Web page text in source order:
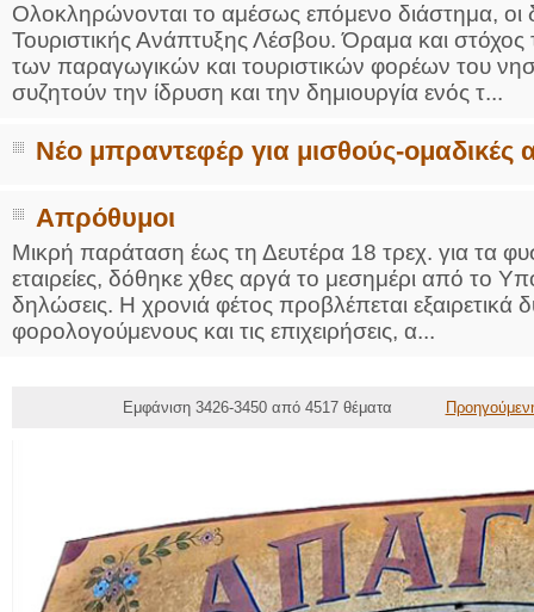
Ολοκληρώνονται το αμέσως επόμενο διάστημα, οι
Τουριστικής Ανάπτυξης Λέσβου. Όραμα και στόχος
των παραγωγικών και τουριστικών φορέων του
συζητούν την ίδρυση και την δημιουργία ενός τ...
Νέο μπραντεφέρ για μισθούς-ομαδικές
Απρόθυμοι
Μικρή παράταση έως τη Δευτέρα 18 τρεχ. για τα
εταιρείες, δόθηκε χθες αργά το μεσημέρι από το
δηλώσεις. Η χρονιά φέτος προβλέπεται εξαιρετικά
φορολογούμενους και τις επιχειρήσεις, α...
Εμφάνιση 3426-3450 από 4517 θέματα